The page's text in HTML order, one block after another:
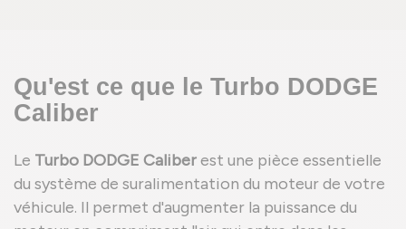
Qu'est ce que le Turbo DODGE
Caliber
Le Turbo DODGE Caliberest une pièce essentielle
du système de suralimentation du moteur de votre
véhicule. Il permet d'augmenter la puissance du